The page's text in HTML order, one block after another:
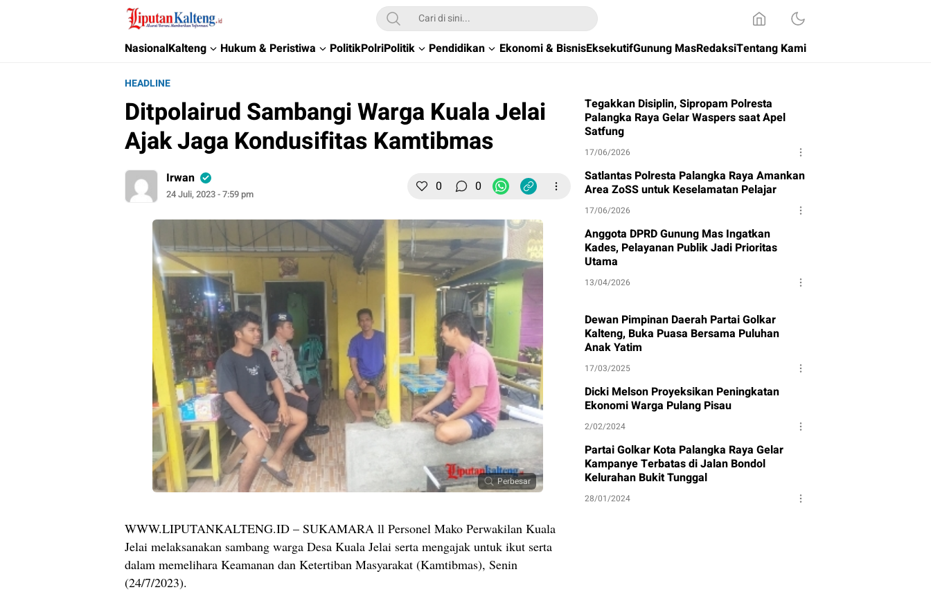
Liputan Kalteng
Akurat, Terpercaya & Independent
NasionalKalteng Hukum & Peristiwa PolitikPolriPolitik Pendidikan Ekonomi & BisnisEksekutifGunung MasRedaksiTentang Kami
HEADLINE
Ditpolairud Sambangi Warga Kuala Jelai
Ajak Jaga Kondusifitas Kamtibmas
Irwan
24 Juli, 2023 - 7:59 pm 0 0
Perbesar
WWW.LIPUTANKALTENG.ID – SUKAMARA ll Personel Mako Perwakilan Kuala
Jelai melaksanakan sambang warga Desa Kuala Jelai serta mengajak untuk ikut serta
dalam memelihara Keamanan dan Ketertiban Masyarakat (Kamtibmas), Senin
(24/7/2023).
Tegakkan Disiplin, Sipropam Polresta
Palangka Raya Gelar Waspers saat Apel
Satfung
17/06/2026
Satlantas Polresta Palangka Raya Amankan
Area ZoSS untuk Keselamatan Pelajar
17/06/2026
Anggota DPRD Gunung Mas Ingatkan
Kades, Pelayanan Publik Jadi Prioritas
Utama
13/04/2026
Dewan Pimpinan Daerah Partai Golkar
Kalteng, Buka Puasa Bersama Puluhan
Anak Yatim
17/03/2025
Dicki Melson Proyeksikan Peningkatan
Ekonomi Warga Pulang Pisau
2/02/2024
Partai Golkar Kota Palangka Raya Gelar
Kampanye Terbatas di Jalan Bondol
Kelurahan Bukit Tunggal
28/01/2024